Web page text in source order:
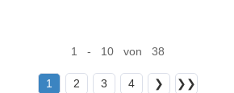
1 - 10 von 38
1 2 3 4 ❯ ❯❯